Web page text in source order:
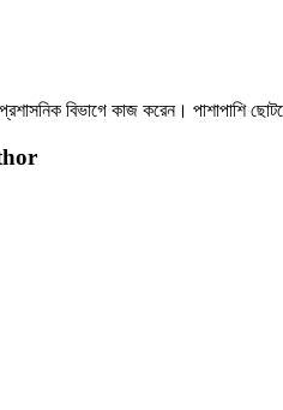
বিভাগে কাজ করেন। পাশাপাশি